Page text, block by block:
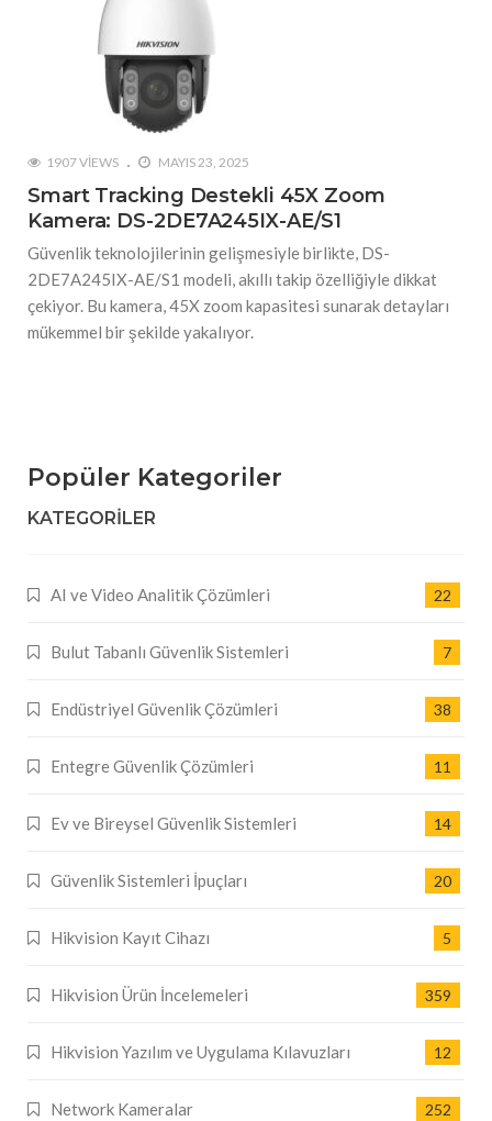
1907 VIEWS MAYIS 23, 2025
Smart Tracking Destekli 45X Zoom
Kamera: DS-2DE7A245IX-AE/S1
Güvenlik teknolojilerinin gelişmesiyle birlikte, DS-
2DE7A245IX-AE/S1 modeli, akıllı takip özelliğiyle dikkat
çekiyor. Bu kamera, 45X zoom kapasitesi sunarak detayları
mükemmel bir şekilde yakalıyor.
Popüler Kategoriler
KATEGORILER
AI ve Video Analitik Çözümleri 22
Bulut Tabanlı Güvenlik Sistemleri 7
Endüstriyel Güvenlik Çözümleri 38
Entegre Güvenlik Çözümleri 11
Ev ve Bireysel Güvenlik Sistemleri 14
Güvenlik Sistemleri İpuçları 20
Hikvision Kayıt Cihazı 5
Hikvision Ürün İncelemeleri 359
Hikvision Yazılım ve Uygulama Kılavuzları 12
Network Kameralar 252